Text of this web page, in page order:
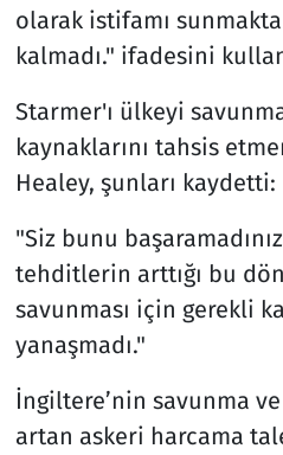
olarak istifamı
kalmadı." ifadesini
Starmer'ı ülkeyi
kaynaklarını tahsis
Healey, şunları kaydetti:
"Siz bunu
tehditlerin arttığı bu
savunması için gerekli
yanaşmadı."
İngiltere’nin savunma
artan askeri harcama